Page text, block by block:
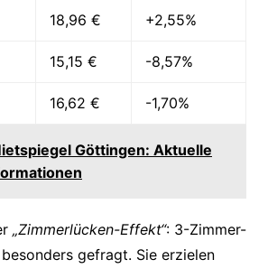
18,96 € +2,55%
15,15 € -8,57%
16,62 € -1,70%
Göttingen: Aktuelle
„Zimmerlücken-Effekt“: 3-Zimmer-
gefragt. Sie erzielen